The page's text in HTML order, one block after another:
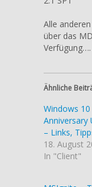
Alle
über das
Verfügung….
Ähnliche
Windows 10
Anniversary
– Links,
18. August
In "Client"